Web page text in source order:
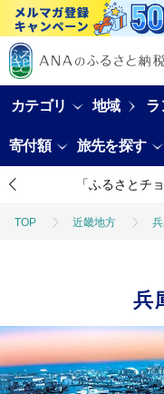
カテゴリ 地域 ラ
寄付額 旅先を探す
「ふるさとチ
TOP 近畿地方
兵